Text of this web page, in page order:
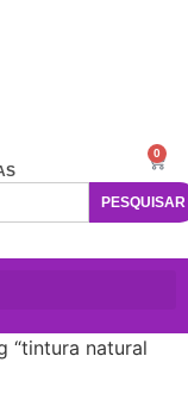
PESQUISAR
0
“tintura natural